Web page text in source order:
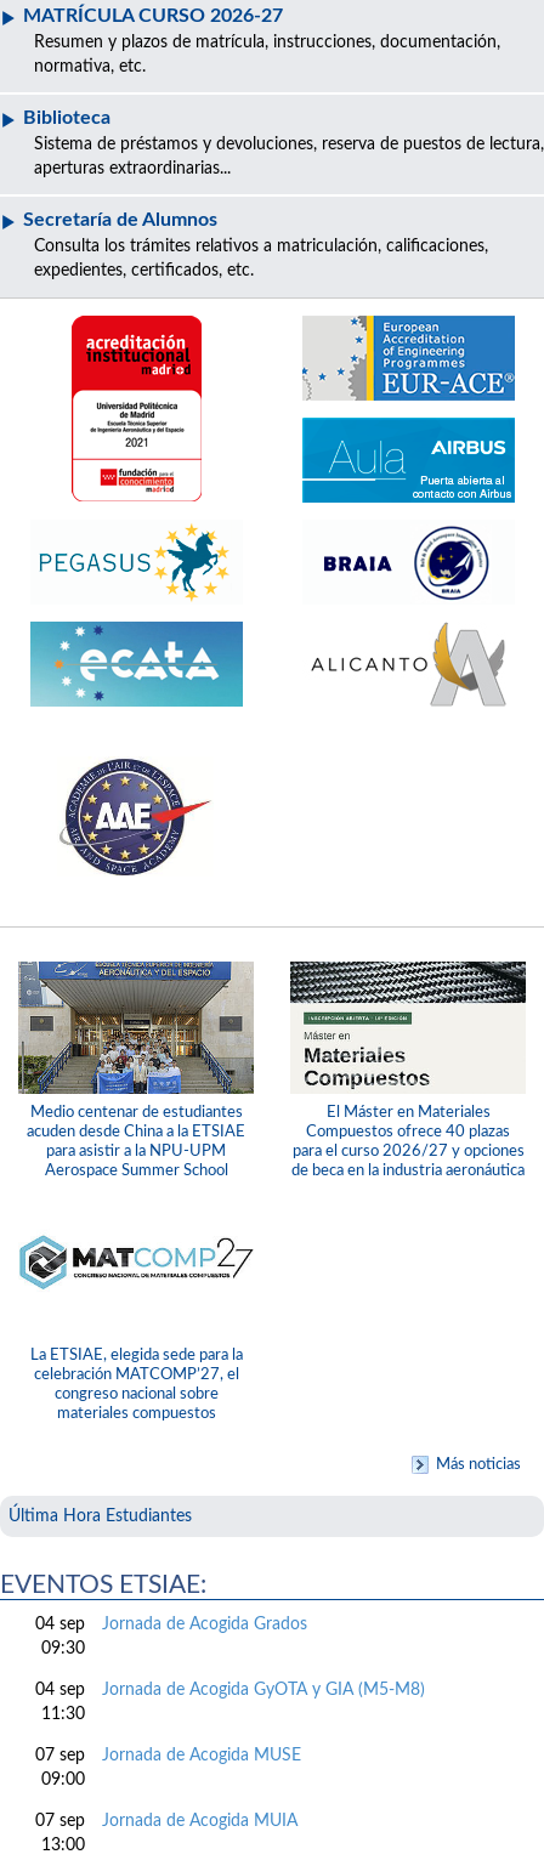
MATRÍCULA CURSO 2026-27
Resumen y plazos de matrícula, instrucciones, documentación,
normativa, etc.
Biblioteca
Sistema de préstamos y devoluciones, reserva de puestos de lectura,
aperturas extraordinarias...
Secretaría de Alumnos
Consulta los trámites relativos a matriculación, calificaciones,
expedientes, certificados, etc.
Medio centenar de estudiantes
acuden desde China a la ETSIAE
para asistir a la NPU-UPM
Aerospace Summer School
El Máster en Materiales
Compuestos ofrece 40 plazas
para el curso 2026/27 y opciones
de beca en la industria aeronáutica
La ETSIAE, elegida sede para la
celebración MATCOMP’27, el
congreso nacional sobre
materiales compuestos
Más noticias
Última Hora Estudiantes
EVENTOS ETSIAE:
04 sep
09:30
Jornada de Acogida Grados
04 sep
11:30
Jornada de Acogida GyOTA y GIA (M5-M8)
07 sep
09:00
Jornada de Acogida MUSE
07 sep
13:00
Jornada de Acogida MUIA